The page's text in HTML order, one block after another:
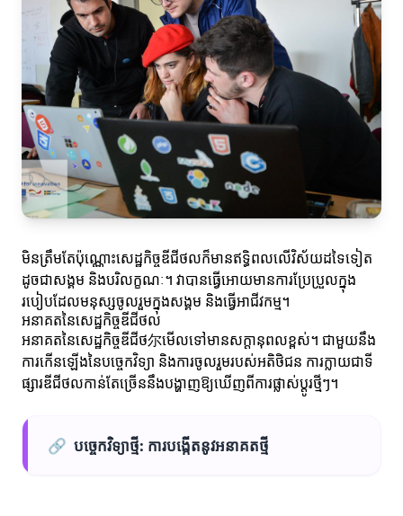
មិនត្រឹមតែប៉ុណ្ណោះសេដ្ឋកិច្ចឌីជីថលក៏មានឥទ្ធិពលលើវិស័យដទៃទៀត
ដូចជាសង្គម និងបរិលក្ខណៈ។ វាបានធ្វើអោយមានការប្រែប្រួលក្នុង
របៀបដែលមនុស្សចូលរួមក្នុងសង្គម និងធ្វើអាជីវកម្ម។
អនាគតនៃសេដ្ឋកិច្ចឌីជីថល
អនាគតនៃសេដ្ឋកិច្ចឌីជីថ尔មើលទៅមានសក្តានុពលខ្ពស់។ ជាមួយនឹង
ការកើនឡើងនៃបច្ចេកវិទ្យា និងការចូលរួមរបស់អតិថិជន ការក្លាយជាទី
ផ្សារឌីជីថលកាន់តែច្រើននឹងបង្ហាញឱ្យឃើញពីការផ្លាស់ប្តូរថ្មីៗ។
🔗 បច្ចេកវិទ្យាថ្មី: ការបង្កើតនូវអនាគតថ្មី